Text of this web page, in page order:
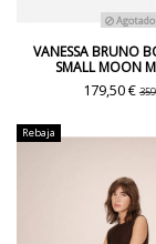
Agotado
VANESSA BRUNO
SMALL MOON
179,50 €
Rebaja